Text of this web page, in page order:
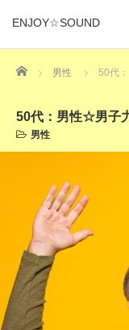
ENJOY☆SOUND
Home 男性 50代
50代：男性☆男子
男性